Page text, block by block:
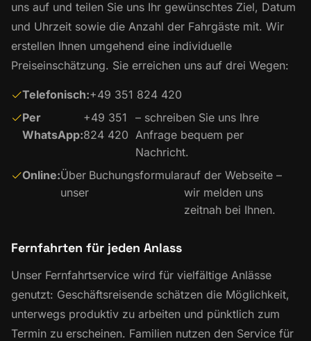
uns auf und teilen Sie uns Ihr gewünschtes Ziel, Datum
und Uhrzeit sowie die Anzahl der Fahrgäste mit. Wir
erstellen Ihnen umgehend eine individuelle
Preiseinschätzung. Sie erreichen uns auf drei Wegen:
Telefonisch:+49 351 824 420
Per
WhatsApp:
+49 351
824 420
– schreiben Sie uns Ihre
Anfrage bequem per
Nachricht.
Online:Über
unser
Buchungsformularauf der Webseite –
wir melden uns
zeitnah bei Ihnen.
Fernfahrten für jeden Anlass
Unser Fernfahrtservice wird für vielfältige Anlässe
genutzt: Geschäftsreisende schätzen die Möglichkeit,
unterwegs produktiv zu arbeiten und pünktlich zum
Termin zu erscheinen. Familien nutzen den Service für